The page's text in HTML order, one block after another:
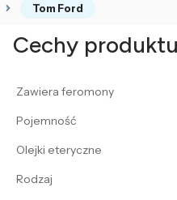
Tom Ford
Cechy produktu
Zawiera feromony
Pojemność
Olejki eteryczne
Rodzaj